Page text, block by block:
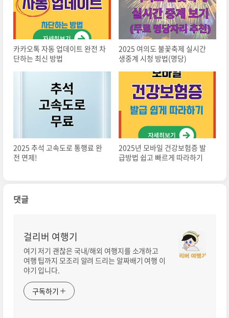
카카오톡 자동 업데이트 완전 차
단하는 최신 방법
2025 여의도 불꽃축제 실시간
생중계 시청 방법(명당)
2025 추석 고속도로 통행료 완
전 면제!
2025년 모바일 건강보험증 발
급방법 쉽고 빠르게 따라하기
댓글
걸리버 여행기
여기 저기 괜찮은 국내/해외 여행지를 소개하고
여행 팁까지 모조리 알려 드리는 알짜배기 여행 이
야기 입니다.
구독하기